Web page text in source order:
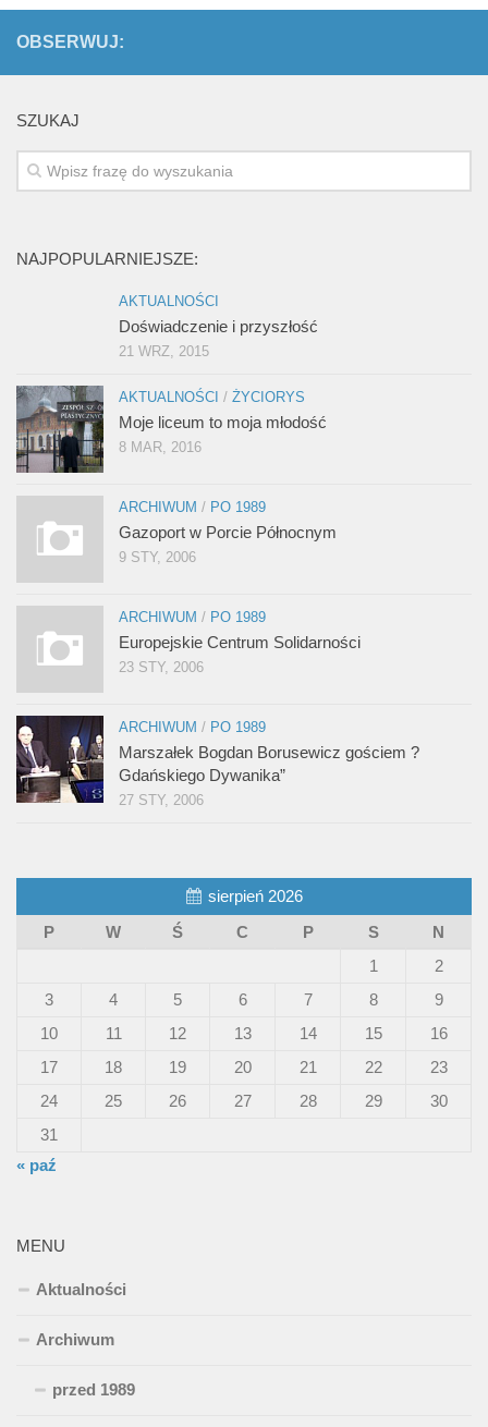
OBSERWUJ:
SZUKAJ
NAJPOPULARNIEJSZE:
AKTUALNOŚCI
Doświadczenie i przyszłość
21 WRZ, 2015
AKTUALNOŚCI / ŻYCIORYS
Moje liceum to moja młodość
8 MAR, 2016
ARCHIWUM / PO 1989
Gazoport w Porcie Północnym
9 STY, 2006
ARCHIWUM / PO 1989
Europejskie Centrum Solidarności
23 STY, 2006
ARCHIWUM / PO 1989
Marszałek Bogdan Borusewicz gościem ?
Gdańskiego Dywanika”
27 STY, 2006
sierpień 2026
P
W Ś C P S
N
1
2
3
4 5 6 7 8
9
10
11 12 13 14 15
16
17
18 19 20 21 22
23
24
25 26 27 28 29
30
31
« paź
MENU
Aktualności
Archiwum
przed 1989